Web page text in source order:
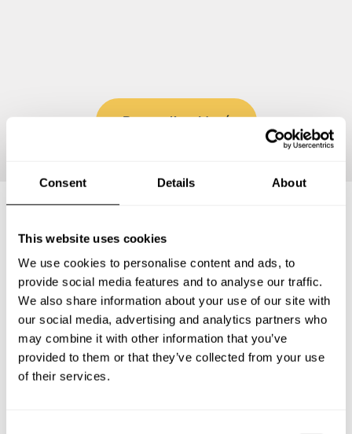
Consent Details About
This website uses cookies
We use cookies to personalise content and ads, to
provide social media features and to analyse our traffic.
We also share information about your use of our site with
our social media, advertising and analytics partners who
may combine it with other information that you’ve
provided to them or that they’ve collected from your use
of their services.
Personalizar Menú
Preguntas frecuentes
Estas son las preguntas más frecuentes sobre Chef a
Domicilio en Fuentes del Valle.
¿Qué incluye un servicio de Chef a Domicilio en